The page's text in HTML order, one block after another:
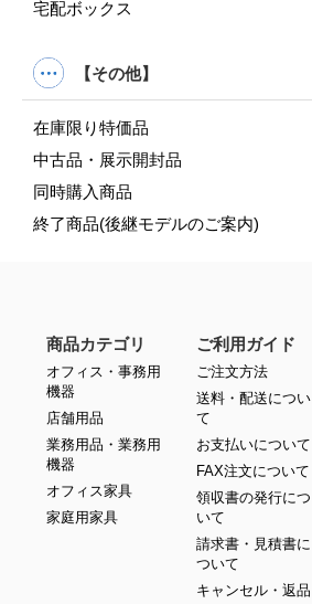
宅配ボックス
【その他】
在庫限り特価品
中古品・展示開封品
同時購入商品
終了商品(後継モデルのご案内)
商品カテゴリ
オフィス・事務用
機器
店舗用品
業務用品・業務用
機器
オフィス家具
家庭用家具
ご利用ガイド
ご注文方法
送料・配送につい
て
お支払いについて
FAX注文について
領収書の発行につ
いて
請求書・見積書に
ついて
キャンセル・返品